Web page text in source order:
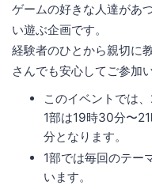
ゲームの好きな人達があ
い遊ぶ企画です。
経験者のひとから親切に
さんでも安心してご参加
このイベントでは
1部は19時30分〜
分となります。
1部では毎回のテー
います。